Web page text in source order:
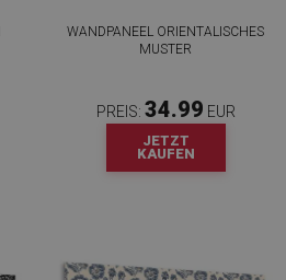
WANDPANEEL ORIENTALISCHES
MUSTER
PREIS: 34.99 EUR
JETZT
KAUFEN